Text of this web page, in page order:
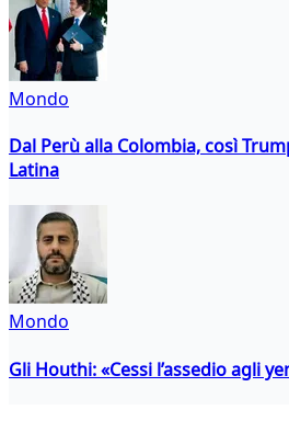
Mondo
Dal Perù alla Colombia, così
Latina
Mondo
Gli Houthi: «Cessi l’assedio agli